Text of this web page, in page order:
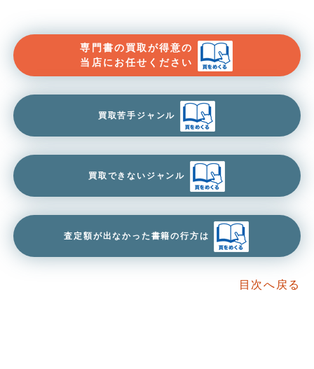
専門書の買取が得意の
当店にお任せください
買取苦手ジャンル
買取できないジャンル
査定額が出なかった書籍の行方は
目次へ戻る